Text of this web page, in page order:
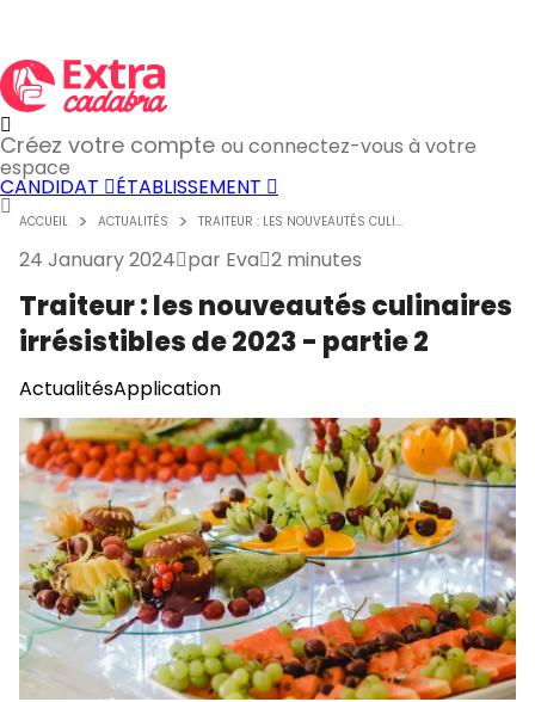
Créez votre compte ou connectez-vous à votre
espace
CANDIDAT ÉTABLISSEMENT
ACCUEIL ACTUALITÉS TRAITEUR : LES NOUVEAUTÉS CULI...
24 January 2024 par Eva 2 minutes
Traiteur : les nouveautés culinaires
irrésistibles de 2023 - partie 2
ActualitésApplication